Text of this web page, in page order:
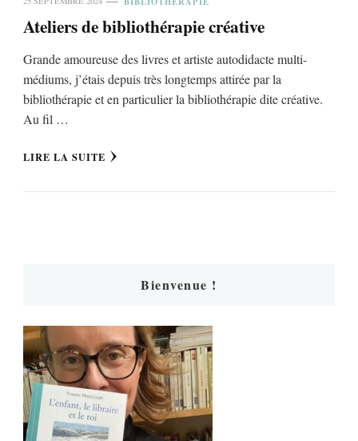
Ateliers de bibliothérapie créative
Grande amoureuse des livres et artiste autodidacte multi-
médiums, j’étais depuis très longtemps attirée par la
bibliothérapie et en particulier la bibliothérapie dite créative.
Au fil …
LIRE LA SUITE
Bienvenue !